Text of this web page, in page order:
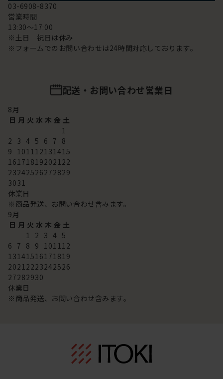
03-6908-8370
営業時間
13:30～17:00
※土日 祝日は休み
※フォームでのお問い合わせは24時間対応しております。
配送・お問い合わせ営業日
8 月
日 月 火 水 木 金 土
1
2 3 4 5 6 7 8
9
10 11 12 13 14 15
16 17 18 192021 22
23242526272829
3031
休業日
※商品発送、お問い合わせ含みます。
9 月
日 月 火 水 木 金 土
1
2 3 4 5
6 7 8 9 10 11 12
13 14 15 16 17 18 19
2021 2223242526
27282930
休業日
※商品発送、お問い合わせ含みます。